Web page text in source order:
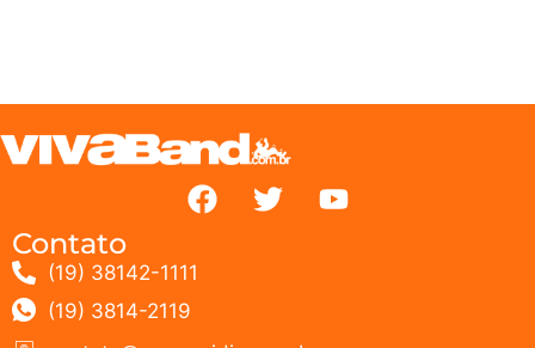
Contato
(19) 38142-1111
(19) 3814-2119